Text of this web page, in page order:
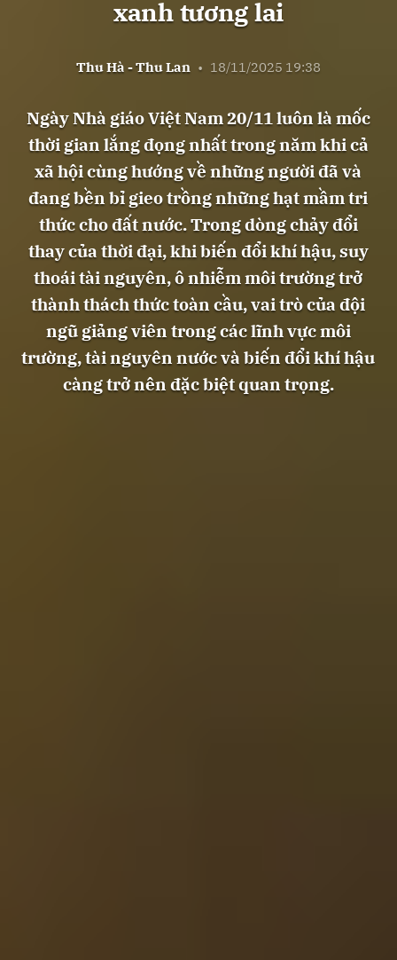
xanh tương lai
Thu Hà - Thu Lan • 18/11/2025 19:38
Ngày Nhà giáo Việt Nam 20/11 luôn là mốc
thời gian lắng đọng nhất trong năm khi cả
xã hội cùng hướng về những người đã và
đang bền bỉ gieo trồng những hạt mầm tri
thức cho đất nước. Trong dòng chảy đổi
thay của thời đại, khi biến đổi khí hậu, suy
thoái tài nguyên, ô nhiễm môi trường trở
thành thách thức toàn cầu, vai trò của đội
ngũ giảng viên trong các lĩnh vực môi
trường, tài nguyên nước và biến đổi khí hậu
càng trở nên đặc biệt quan trọng.